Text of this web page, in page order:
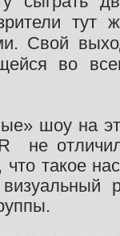
тут
Свой
во
шоу на
не
что такое